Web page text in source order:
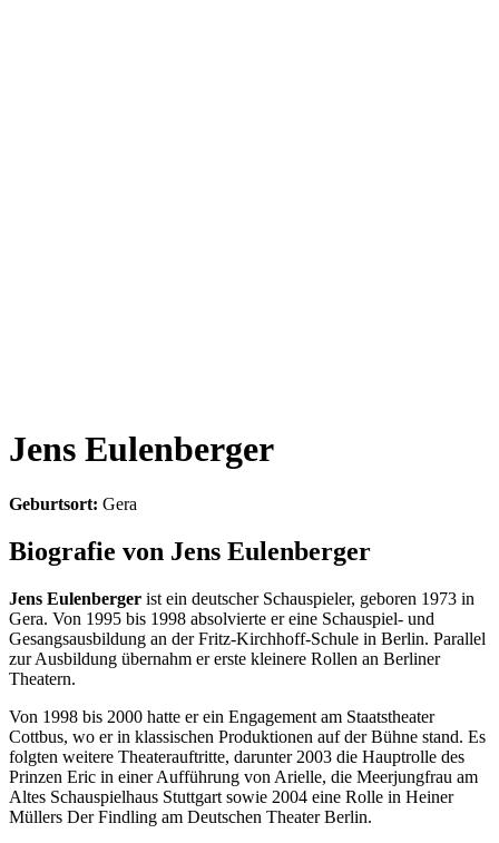
Jens Eulenberger
Geburtsort: Gera
Biografie von Jens Eulenberger
Jens Eulenberger ist ein deutscher Schauspieler, geboren 1973 in
Gera. Von 1995 bis 1998 absolvierte er eine Schauspiel- und
Gesangsausbildung an der Fritz-Kirchhoff-Schule in Berlin. Parallel
zur Ausbildung übernahm er erste kleinere Rollen an Berliner
Theatern.
Von 1998 bis 2000 hatte er ein Engagement am Staatstheater
Cottbus, wo er in klassischen Produktionen auf der Bühne stand. Es
folgten weitere Theaterauftritte, darunter 2003 die Hauptrolle des
Prinzen Eric in einer Aufführung von Arielle, die Meerjungfrau am
Altes Schauspielhaus Stuttgart sowie 2004 eine Rolle in Heiner
Müllers Der Findling am Deutschen Theater Berlin.